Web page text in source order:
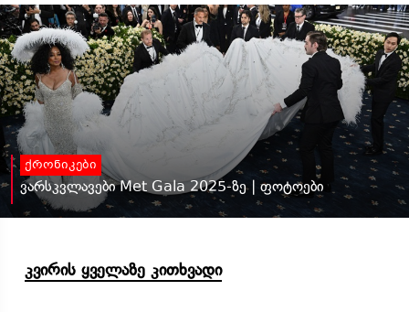
ქრონიკები
ვარსკვლავები Met Gala 2025-ზე | ფოტოები
კვირის ყველაზე კითხვადი